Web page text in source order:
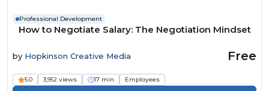
Professional Development
How to Negotiate Salary: The Negotiation Mindset
by Hopkinson Creative Media Free
5.0 3,952 views 17 min Employees